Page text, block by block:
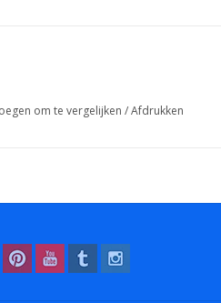
om te vergelijken /Afdrukken